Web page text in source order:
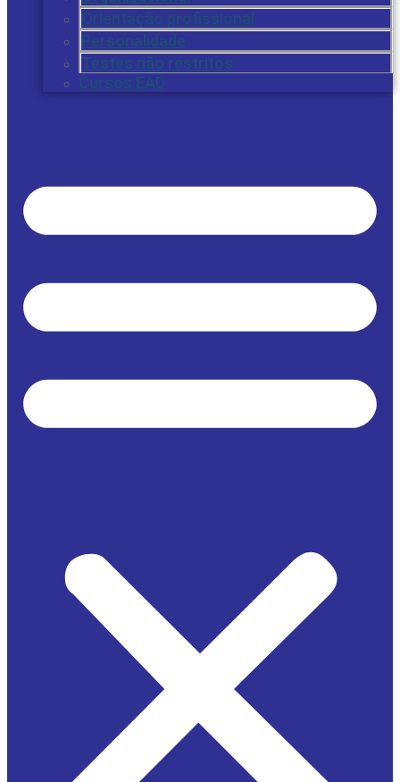
Orientação profissional
Personalidade
Testes não restritos
Cursos EAD